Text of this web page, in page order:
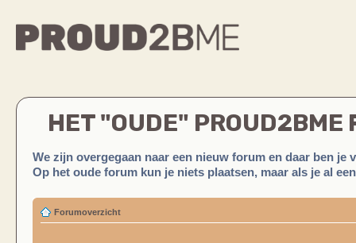
HET "OUDE" PROUD2BME
We zijn overgegaan naar een nieuw forum en daar ben je
Op het oude forum kun je niets plaatsen, maar als je al
Forumoverzicht